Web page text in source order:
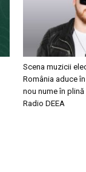
Scena muzicii
România aduce
nou nume în
Radio DEEA